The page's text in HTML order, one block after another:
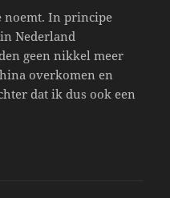
noemt. In principe
Nederland
geen nikkel meer
overkomen en
dat ik dus ook een